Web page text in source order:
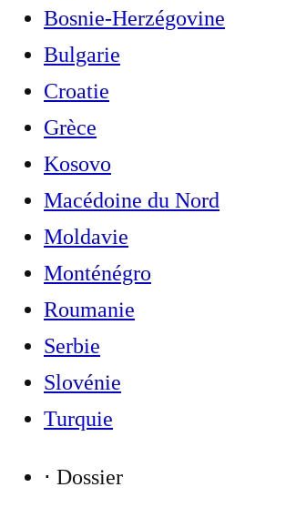
Bosnie-Herzégovine
Bulgarie
Croatie
Grèce
Kosovo
Macédoine du Nord
Moldavie
Monténégro
Roumanie
Serbie
Slovénie
Turquie
⋅ Dossier